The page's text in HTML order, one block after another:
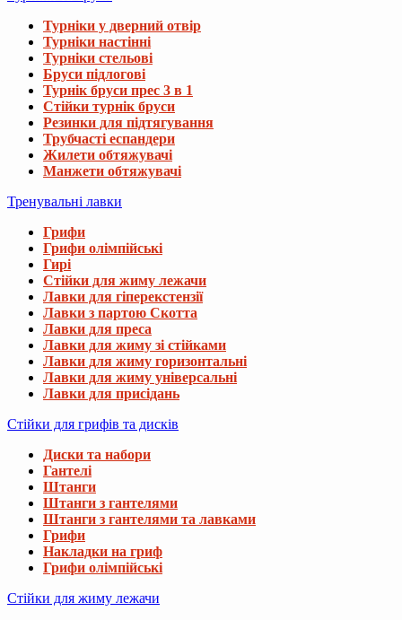
Турніки у дверний отвір
Турніки настінні
Турніки стельові
Бруси підлогові
Турнік бруси прес 3 в 1
Стійки турнік бруси
Резинки для підтягування
Трубчасті еспандери
Жилети обтяжувачі
Манжети обтяжувачі
Тренувальні лавки
Грифи
Грифи олімпійські
Гирі
Стійки для жиму лежачи
Лавки для гіперекстензії
Лавки з партою Скотта
Лавки для преса
Лавки для жиму зі стійками
Лавки для жиму горизонтальні
Лавки для жиму універсальні
Лавки для присідань
Стійки для грифів та дисків
Диски та набори
Гантелі
Штанги
Штанги з гантелями
Штанги з гантелями та лавками
Грифи
Накладки на гриф
Грифи олімпійські
Стійки для жиму лежачи